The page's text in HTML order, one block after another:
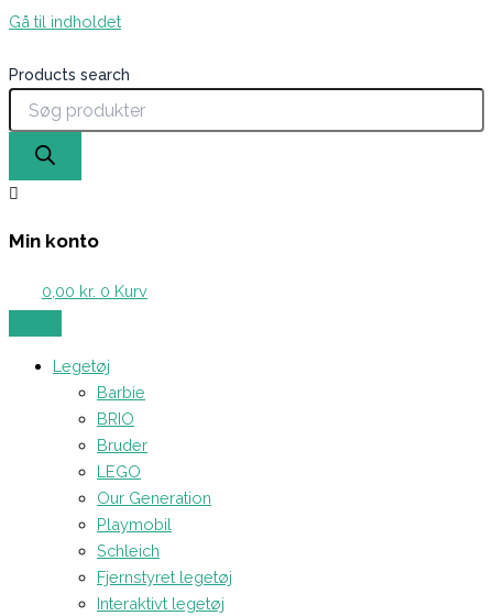
Gå til indholdet
Products search
Min konto
0,00 kr. 0 Kurv
Legetøj
Barbie
BRIO
Bruder
LEGO
Our Generation
Playmobil
Schleich
Fjernstyret legetøj
Interaktivt legetøj